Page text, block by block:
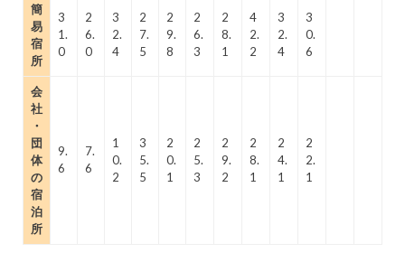
簡
易
宿
所
3
1.
0
2
6.
0
3
2.
4
2
7.
5
2
9.
8
2
6.
3
2
8.
1
4
2.
2
3
2.
4
3
0.
6
会
社
・
団
体
の
宿
泊
所
9.
6
7.
6
1
0.
2
3
5.
5
2
0.
1
2
5.
3
2
9.
2
2
8.
1
2
4.
1
2
2.
1